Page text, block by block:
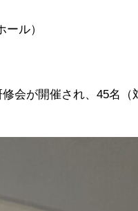
ル）
会が開催され、45名（